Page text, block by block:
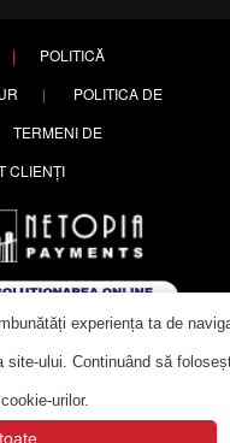
|
POLITICĂ
|
POLITICA DE
TERMENI DE
CLIENȚI
| Website designed by
.
experiența ta de
site-ului. Continuând să
urilor.